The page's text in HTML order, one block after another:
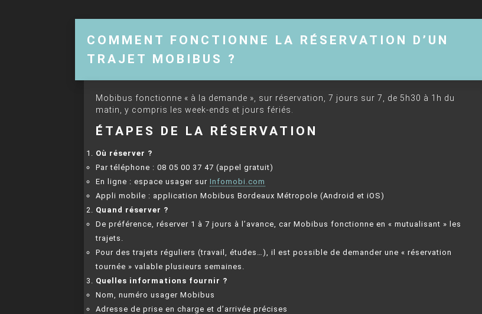
COMMENT FONCTIONNE LA RÉSERVATION D’UN
TRAJET MOBIBUS ?
Mobibus fonctionne « à la demande », sur réservation, 7 jours sur 7, de 5h30 à 1h du
matin, y compris les week-ends et jours fériés.
ÉTAPES DE LA RÉSERVATION
Où réserver ?
Par téléphone : 08 05 00 37 47 (appel gratuit)
En ligne : espace usager sur Infomobi.com
Appli mobile : application Mobibus Bordeaux Métropole (Android et iOS)
Quand réserver ?
De préférence, réserver 1 à 7 jours à l’avance, car Mobibus fonctionne en « mutualisant » les
trajets.
Pour des trajets réguliers (travail, études…), il est possible de demander une « réservation
tournée » valable plusieurs semaines.
Quelles informations fournir ?
Nom, numéro usager Mobibus
Adresse de prise en charge et d’arrivée précises